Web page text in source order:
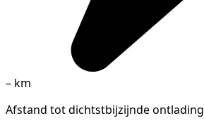
– km
Afstand tot dichtstbijzijnde ontlading